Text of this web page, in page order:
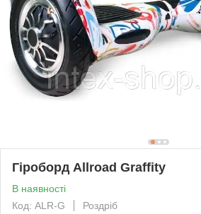
Гіроборд Allroad Graffity
В наявності
Код: ALR-G
Роздріб